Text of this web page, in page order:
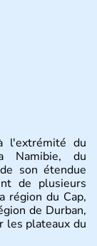
l'extrémité du
Namibie, du
son étendue
de plusieurs
région du Cap,
de Durban,
les plateaux du